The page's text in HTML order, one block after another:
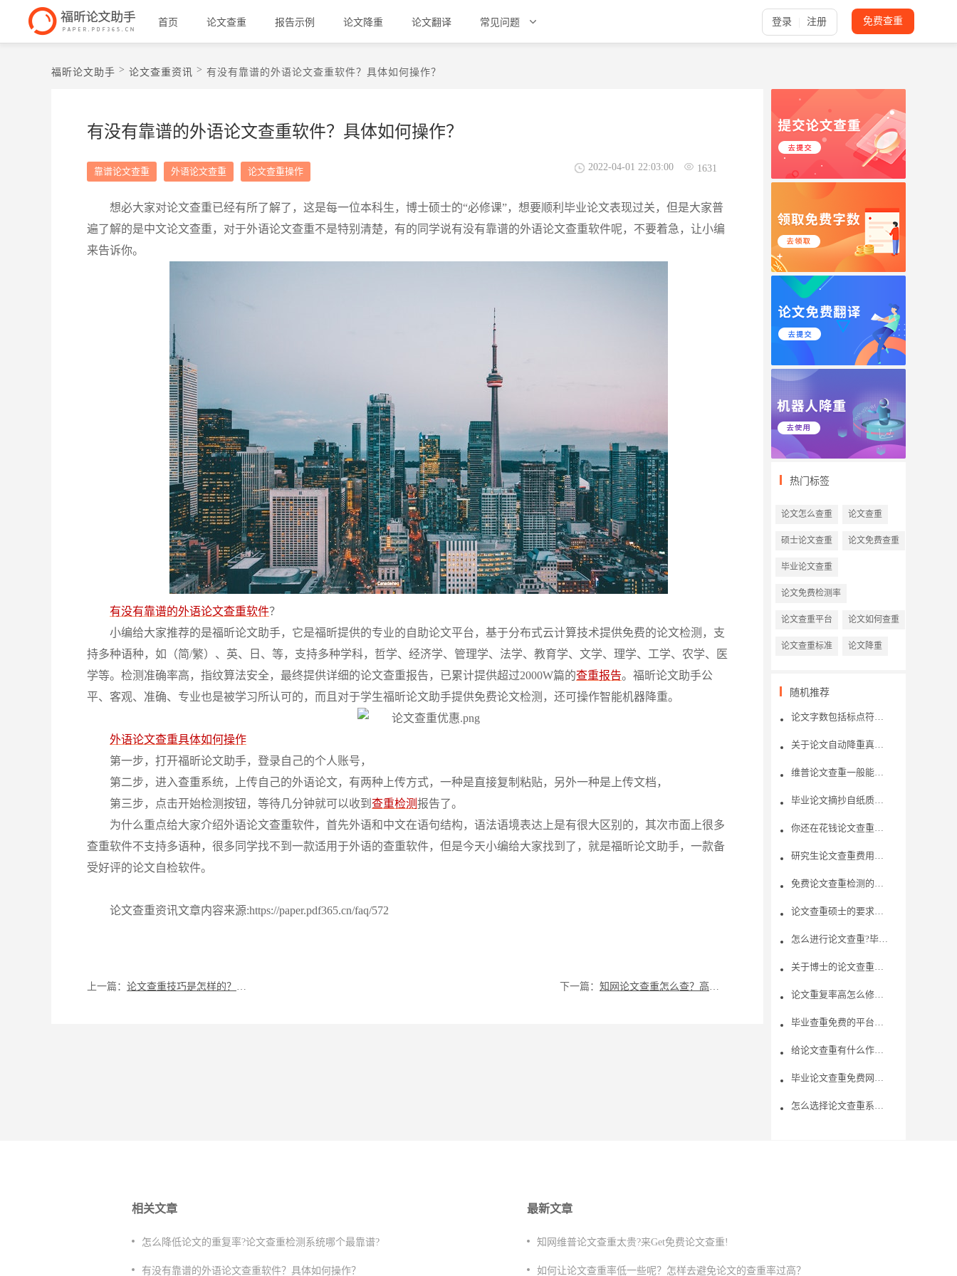
首页 论文查重 报告示例 论文降重 论文翻译 常见问题 免费查重
登录 注册
福昕论文助手 > 论文查重资讯 > 有没有靠谱的外语论文查重软件？具体如何操作？
有没有靠谱的外语论文查重软件？具体如何操作？
靠谱论文查重 外语论文查重 论文查重操作 1631
2022-04-01 22:03:00
想必大家对论文查重已经有所了解了，这是每一位本科生，博士硕士的“必修课”，想要顺利毕业论文表现过关，但是大家普
遍了解的是中文论文查重，对于外语论文查重不是特别清楚，有的同学说有没有靠谱的外语论文查重软件呢，不要着急，让小编
来告诉你。
有没有靠谱的外语论文查重软件？
小编给大家推荐的是福昕论文助手，它是福昕提供的专业的自助论文平台，基于分布式云计算技术提供免费的论文检测，支
持多种语种，如（简/繁）、英、日、等，支持多种学科，哲学、经济学、管理学、法学、教育学、文学、理学、工学、农学、医
学等。检测准确率高，指纹算法安全，最终提供详细的论文查重报告，已累计提供超过2000W篇的查重报告。福昕论文助手公
平、客观、准确、专业也是被学习所认可的，而且对于学生福昕论文助手提供免费论文检测，还可操作智能机器降重。
外语论文查重具体如何操作
第一步，打开福昕论文助手，登录自己的个人账号，
第二步，进入查重系统，上传自己的外语论文，有两种上传方式，一种是直接复制粘贴，另外一种是上传文档，
第三步，点击开始检测按钮，等待几分钟就可以收到 查重检测报告了。
为什么重点给大家介绍外语论文查重软件，首先外语和中文在语句结构，语法语境表达上是有很大区别的，其次市面上很多
查重软件不支持多语种，很多同学找不到一款适用于外语的查重软件，但是今天小编给大家找到了，就是福昕论文助手，一款备
受好评的论文自检软件。
论文查重资讯文章内容来源:https://paper.pdf365.cn/faq/572
上一篇： 论文查重技巧是怎样的？多久出结果？ 下一篇： 知网论文查重怎么查？高校毕业生论文查重免费吗？
热门标签
论文怎么查重 论文查重
硕士论文查重 论文免费查重
毕业论文查重
论文免费检测率
论文查重平台 论文如何查重
论文查重标准 论文降重
随机推荐
论文字数包括标点符号字符吗?
关于论文自动降重真的有用吗？
维普论文查重一般能够查几次？论文查重的机制是怎样的呢？
毕业论文摘抄自纸质书籍，论文查重可以检测出吗?
你还在花钱论文查重吗？了解免费论文查重内幕
研究生论文查重费用是多少？论文查重方法是什么？
免费论文查重检测的优势是什么呢？
论文查重硕士的要求是怎样的？哪个网站查重比较好？
怎么进行论文查重?毕业论文查重率多少合格?
关于博士的论文查重率多少合格呢？
论文重复率高怎么修改？怎么对论文进行查重？
​毕业查重免费的平台哪个好用？
给论文查重有什么作用呢？
毕业论文查重免费网站查重注意事项总结～
怎么选择论文查重系统？论文查重的收费是多少？
相关文章
怎么降低论文的重复率?论文查重检测系统哪个最靠谱?
有没有靠谱的外语论文查重软件？具体如何操作？
最新文章
知网维普论文查重太贵?来Get免费论文查重!
如何让论文查重率低一些呢？怎样去避免论文的查重率过高？